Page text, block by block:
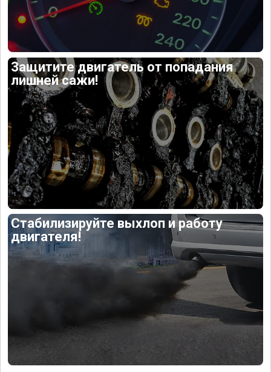
Защитите двигатель от попадания
лишней сажи!
Стабилизируйте выхлоп и работу
двигателя!